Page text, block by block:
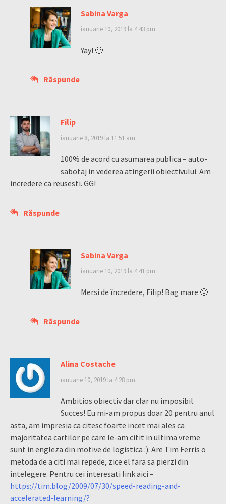
Sabina Varga
ianuarie 10, 2019 la 4:43 pm
Yay! 🙂
Răspunde
Filip
ianuarie 8, 2019 la 11:51 am
100% de acord cu asumarea publica – auto-
sabotaj in vederea atingerii obiectivului. Am
incredere ca reusesti. GG!
Răspunde
Sabina Varga
ianuarie 10, 2019 la 4:41 pm
Mersi de încredere, Filip! Bag mare 🙂
Răspunde
Alina Costache
ianuarie 10, 2019 la 4:28 pm
Ambitios obiectiv dar clar nu imposibil.
Succes! Eu mi-am propus doar 20 pentru anul
asta, am impresia ca citesc foarte incet mai ales ca
majoritatea cartilor pe care le-am citit in ultima vreme
sunt in engleza din motive de logistica :). Are Tim Ferris o
metoda de a citi mai repede, zice el fara sa pierzi din
intelegere. Pentru cei interesati link aici –
https://tim.blog/2009/07/30/speed-reading-and-
accelerated-learning/?